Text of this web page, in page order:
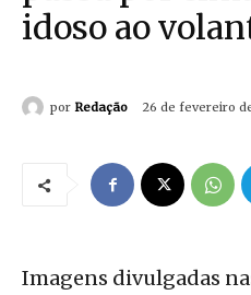
idoso ao
por Redação 26 de fevereiro
Imagens divulgadas